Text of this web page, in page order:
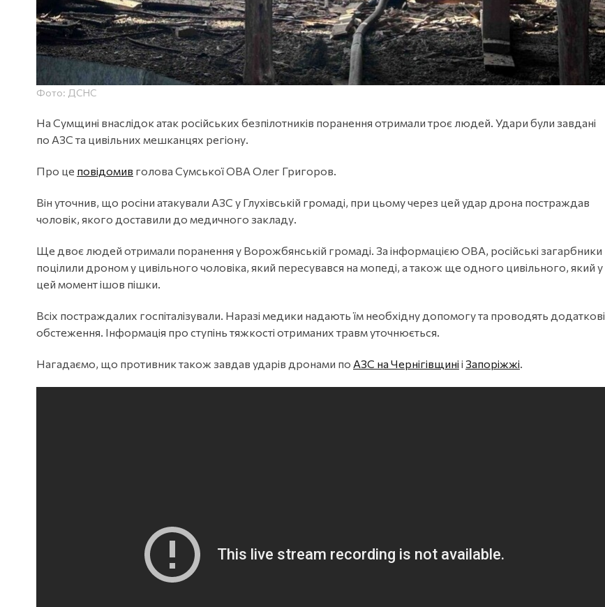
Фото: ДСНС
На Сумщині внаслідок атак російських безпілотників поранення отримали троє людей. Удари були завдані
по АЗС та цивільних мешканцях регіону.
Про це повідомив голова Сумської ОВА Олег Григоров.
Він уточнив, що росіни атакували АЗС у Глухівській громаді, при цьому через цей удар дрона постраждав
чоловік, якого доставили до медичного закладу.
Ще двоє людей отримали поранення у Ворожбянській громаді. За інформацією ОВА, російські загарбники
поцілили дроном у цивільного чоловіка, який пересувався на мопеді, а також ще одного цивільного, який у
цей момент ішов пішки.
Всіх постраждалих госпіталізували. Наразі медики надають їм необхідну допомогу та проводять додаткові
обстеження. Інформація про ступінь тяжкості отриманих травм уточнюється.
Нагадаємо, що противник також завдав ударів дронами по АЗС на Чернігівщині і Запоріжжі.